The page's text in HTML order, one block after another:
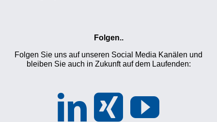
Folgen..
Folgen Sie uns auf unseren Social Media Kanälen und
bleiben Sie auch in Zukunft auf dem Laufenden: